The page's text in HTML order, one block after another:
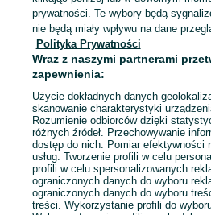
prywatności. Te wybory będą
nie będą miały wpływu na dane
Polityka Prywatności
Wraz z naszymi partnerami
zapewnienia:
Użycie dokładnych danych
skanowanie charakterystyki
Rozumienie odbiorców dzięki
różnych źródeł. Przechowywanie
dostęp do nich. Pomiar efektywności
usług. Tworzenie profili w celu
profili w celu spersonalizowanych
ograniczonych danych do wyboru
ograniczonych danych do wyboru
treści. Wykorzystanie profili do